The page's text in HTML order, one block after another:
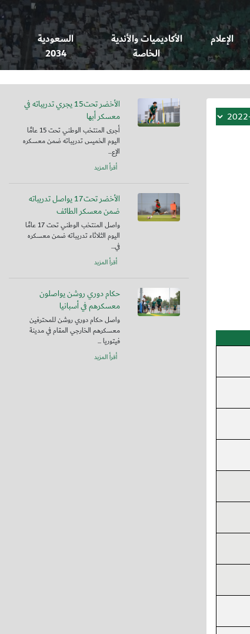
الإعلام
الأكاديميات والأندية
الخاصة
السعودية
2034
الأخضر تحت15 يجري تدريباته في
معسكر أبها
أجرى المنتخب الوطني تحت 15 عامًا
اليوم الخميس تدريباته ضمن معسكره
الإع...
أقرأ المزيد
الأخضر تحت17 يواصل تدريباته
ضمن معسكر الطائف
واصل المنتخب الوطني تحت 17 عامًا
اليوم الثلاثاء تدريباته ضمن معسكره
في...
أقرأ المزيد
حكام دوري روشن يواصلون
معسكرهم في أسبانيا
واصل حكام دوري روشن للمحترفين
معسكرهم الخارجي المقام في مدينة
فيتوريا ...
أقرأ المزيد